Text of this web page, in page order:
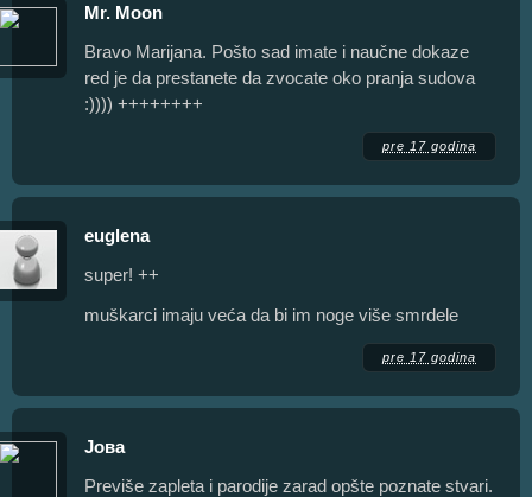
Mr. Moon
Bravo Marijana. Pošto sad imate i naučne dokaze
red je da prestanete da zvocate oko pranja sudova
:)))) ++++++++
pre 17 godina
euglena
super! ++
muškarci imaju veća da bi im noge više smrdele
pre 17 godina
Јова
Previše zapleta i parodije zarad opšte poznate stvari.